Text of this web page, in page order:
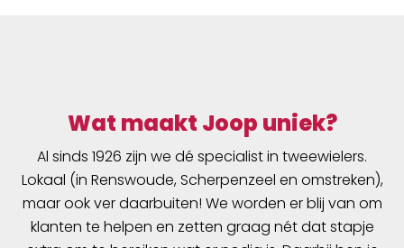
Wat maakt Joop uniek?
Al sinds 1926 zijn we dé specialist in tweewielers.
Lokaal (in Renswoude, Scherpenzeel en omstreken),
maar ook ver daarbuiten! We worden er blij van om
klanten te helpen en zetten graag nét dat stapje